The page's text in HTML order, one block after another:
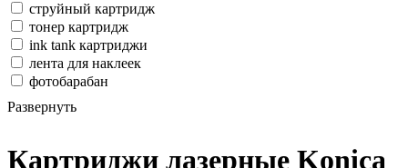
струйный картридж
тонер картридж
ink tank картриджи
лента для наклеек
фотобарабан
Развернуть
Картриджи лазерные Konica